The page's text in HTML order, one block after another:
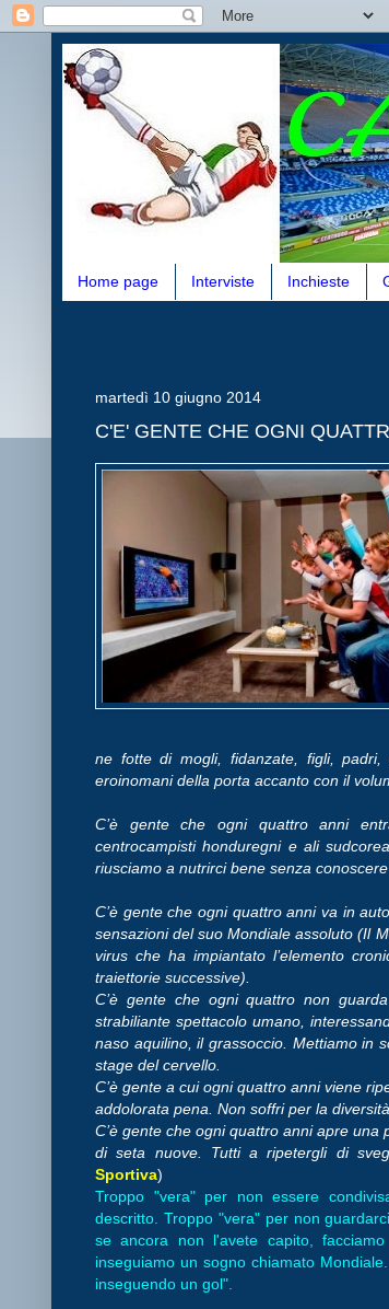
Home page Interviste Inchieste
martedì 10 giugno 2014
C'E' GENTE CHE OGNI
ne fotte di mogli, fidanzate, figli,
eroinomani della porta accanto con il
C’è gente che ogni quattro anni
centrocampisti honduregni e ali
riusciamo a nutrirci bene senza
C’è gente che ogni quattro anni va in
sensazioni del suo Mondiale assoluto (Il
virus che ha impiantato l’elemento
traiettorie successive).
C’è gente che ogni quattro non
strabiliante spettacolo umano,
naso aquilino, il grassoccio. Mettiamo in
stage del cervello.
C’è gente a cui ogni quattro anni viene
addolorata pena. Non soffri per la
C’è gente che ogni quattro anni apre
di seta nuove. Tutti a ripetergli di
Sportiva)
Troppo "vera" per non essere
descritto. Troppo "vera" per non
se ancora non l'avete capito,
inseguiamo un sogno chiamato
inseguendo un gol".